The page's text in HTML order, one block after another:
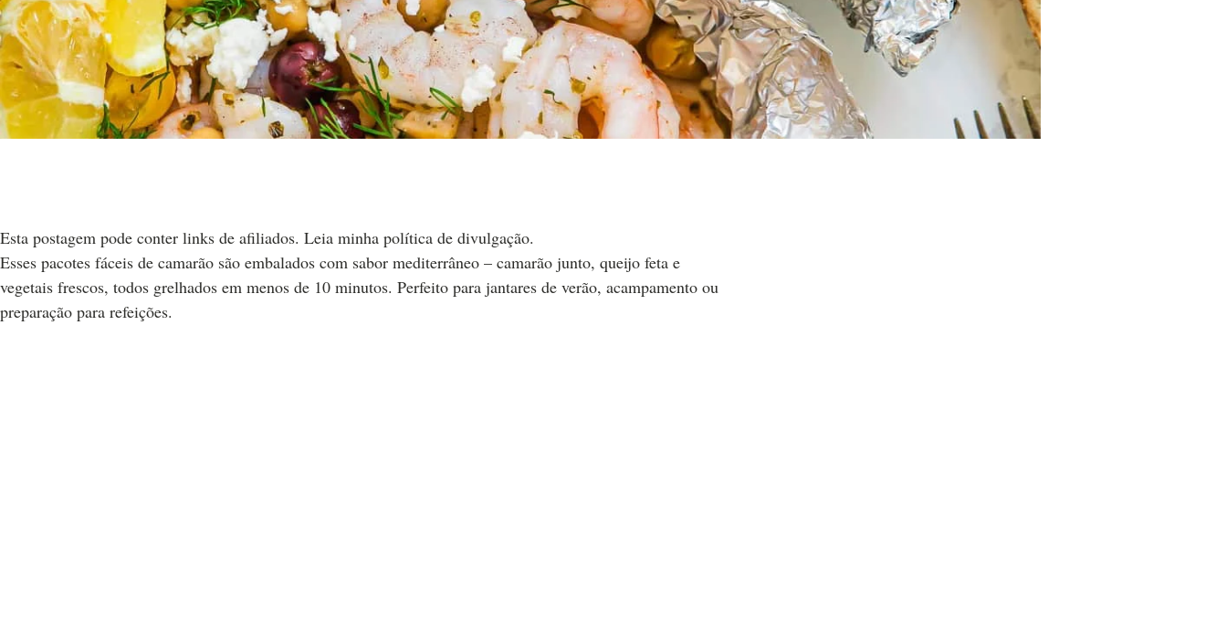
Esta postagem pode conter links de afiliados. Leia minha política de divulgação.
Esses pacotes fáceis de camarão são embalados com sabor mediterrâneo – camarão junto, queijo feta e
vegetais frescos, todos grelhados em menos de 10 minutos. Perfeito para jantares de verão, acampamento ou
preparação para refeições.